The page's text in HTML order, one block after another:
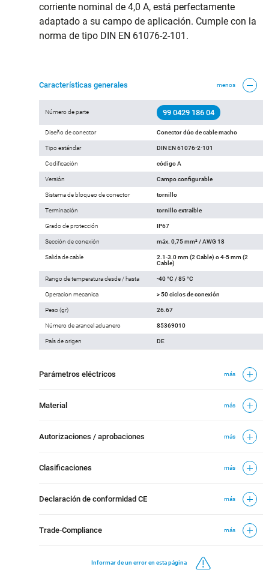
corriente nominal de 4,0 A, está perfectamente
adaptado a su campo de aplicación. Cumple con la
norma de tipo DIN EN 61076-2-101.
Características generales menos
Número de parte 99 0429 186 04
Diseño de conector Conector dúo de cable macho
Tipo estándar DIN EN 61076-2-101
Codificación código A
Versión Campo configurable
Sistema de bloqueo de conector tornillo
Terminación tornillo extraíble
Grado de protección IP67
Sección de conexión máx. 0,75 mm² / AWG 18
Salida de cable
2.1-3.0 mm (2 Cable) o 4-5 mm (2
Cable)
Rango de temperatura desde / hasta -40 °C / 85 °C
Operacion mecanica > 50 ciclos de conexión
Peso (gr) 26.67
Número de arancel aduanero 85369010
País de origen DE
Parámetros eléctricos más
Material más
Autorizaciones / aprobaciones más
Clasificaciones más
Declaración de conformidad CE más
Trade-Compliance más
Informar de un error en esta página